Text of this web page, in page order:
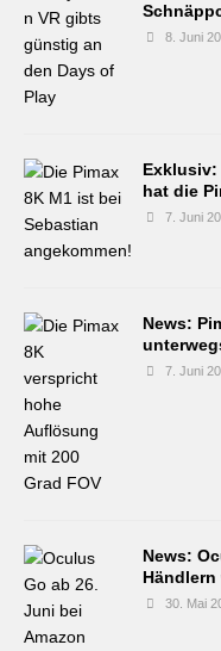
8. Juni
Exklusiv:
hat die
7. Juni
News:
7. Juni
News:
30. Mai